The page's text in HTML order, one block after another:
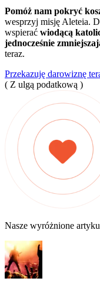
Pomóż nam pokryć
wesprzyj misję Aleteia.
wspierać wiodącą
jednocześnie
teraz.
Przekazuję darowiznę
( Z ulgą podatkową )
Nasze wyróżnione